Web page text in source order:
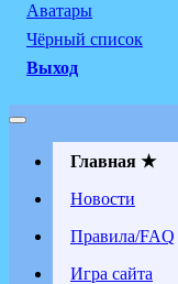
Аватары
Чёрный список
Выход
Главная ★
Новости
Правила/FAQ
Игра сайта